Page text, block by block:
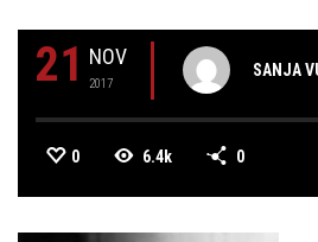
21 NOV
2017
SANJA
0 6.4k 0